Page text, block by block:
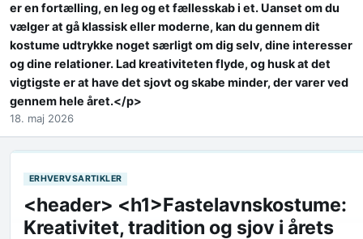
er en fortælling, en leg og et fællesskab i et. Uanset om du
vælger at gå klassisk eller moderne, kan du gennem dit
kostume udtrykke noget særligt om dig selv, dine interesser
og dine relationer. Lad kreativiteten flyde, og husk at det
vigtigste er at have det sjovt og skabe minder, der varer ved
gennem hele året.</p>
18. maj 2026
ERHVERVSARTIKLER
<header> <h1>Fastelavnskostume:
Kreativitet, tradition og sjov i årets